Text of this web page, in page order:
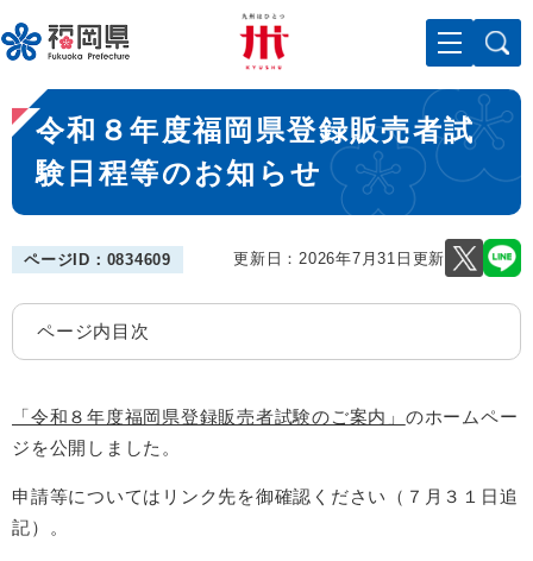
ー
ジ
先
頭
。
メニューを飛ばして本文へ
本
文
令和８年度福岡県登録販売者試
験日程等のお知らせ
ページID：0834609 更新日：2026年7月31日更新
ページ内目次
「令和８年度福岡県登録販売者試験のご案内」 のホームペー
ジを公開しました。
申請等についてはリンク先を御確認ください（７月３１日追
記）。